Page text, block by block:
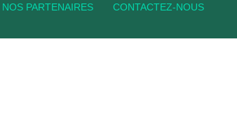
NOS PARTENAIRES
CONTACTEZ-NOUS